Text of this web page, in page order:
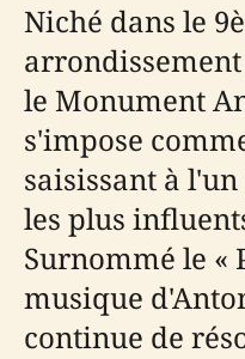
Niché dans le
le Monument
s'impose
saisissant à
les plus
Surnommé le «
musique
continue de